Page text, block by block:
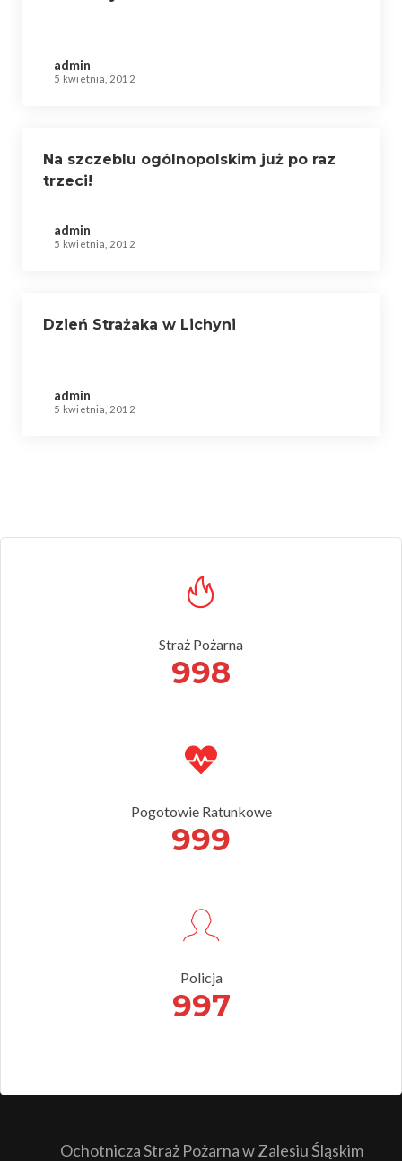
admin
5 kwietnia, 2012
Na szczeblu ogólnopolskim już po raz
trzeci!
admin
5 kwietnia, 2012
Dzień Strażaka w Lichyni
admin
5 kwietnia, 2012
Straż Pożarna
998
Pogotowie Ratunkowe
999
Policja
997
Ochotnicza Straż Pożarna w Zalesiu Śląskim